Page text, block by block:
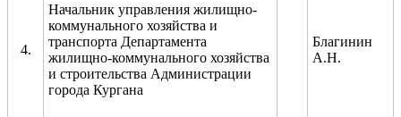
4.
Начальник управления жилищно-
коммунального хозяйства и
транспорта Департамента
жилищно-коммунального хозяйства
и строительства Администрации
города Кургана
Благинин
А.Н.